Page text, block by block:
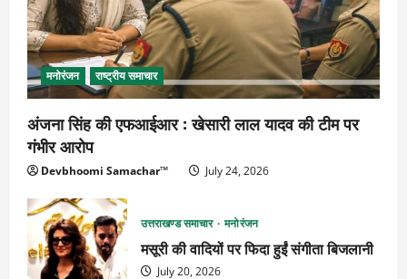
मनोरंजन राष्ट्रीय समाचार
अंजना सिंह की एफआईआर : खेसारी लाल यादव की टीम पर
गंभीर आरोप
Devbhoomi Samachar™ July 24, 2026
उत्तराखण्ड समाचार मनोरंजन
मसूरी की वादियों पर फिदा हुईं संगीता बिजलानी
July 20, 2026